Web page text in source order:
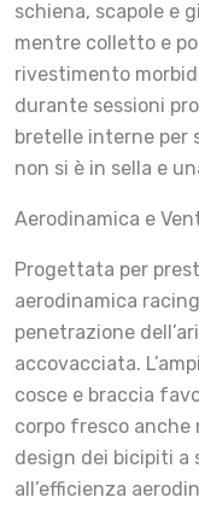
schiena, scapole e
mentre colletto e
rivestimento
durante sessioni
bretelle interne per
non si è in sella e
Aerodinamica e
Progettata per
aerodinamica
penetrazione
accovacciata.
cosce e braccia
corpo fresco anche
design dei bicipiti
all’efficienza